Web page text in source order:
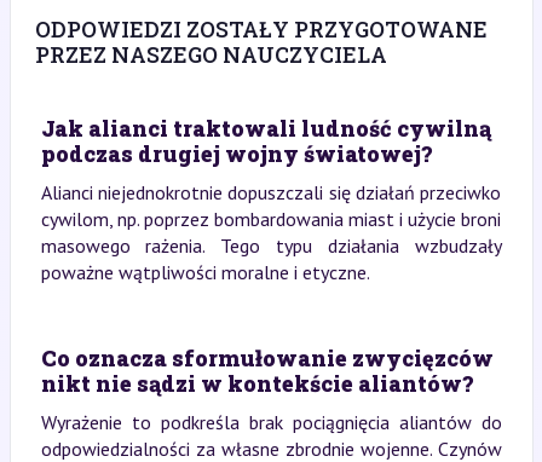
ODPOWIEDZI ZOSTAŁY PRZYGOTOWANE
PRZEZ NASZEGO NAUCZYCIELA
Jak alianci traktowali ludność cywilną
podczas drugiej wojny światowej?
Alianci niejednokrotnie dopuszczali się działań przeciwko
cywilom, np. poprzez bombardowania miast i użycie broni
masowego rażenia. Tego typu działania wzbudzały
poważne wątpliwości moralne i etyczne.
Co oznacza sformułowanie zwycięzców
nikt nie sądzi w kontekście aliantów?
Wyrażenie to podkreśla brak pociągnięcia aliantów do
odpowiedzialności za własne zbrodnie wojenne. Czynów